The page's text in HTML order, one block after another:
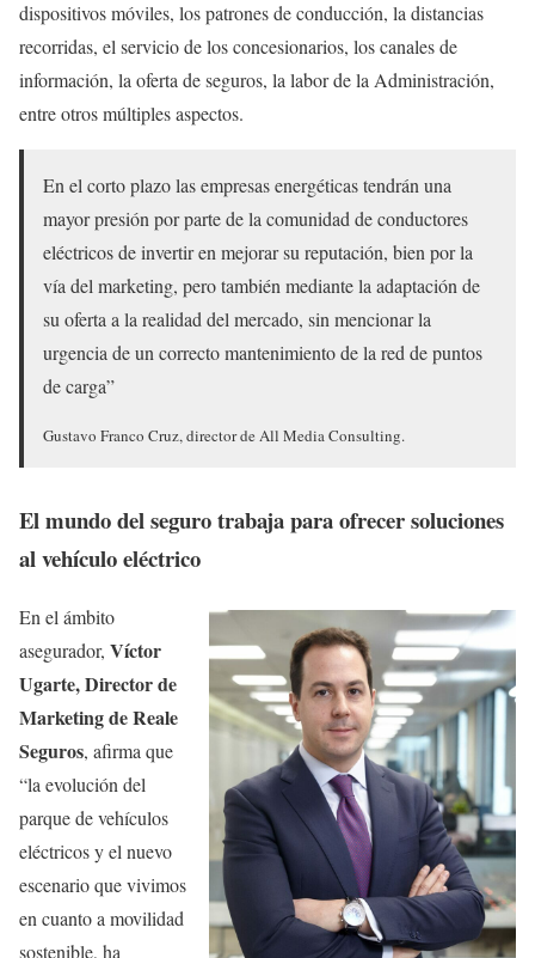
dispositivos móviles, los patrones de conducción, la distancias
recorridas, el servicio de los concesionarios, los canales de
información, la oferta de seguros, la labor de la Administración,
entre otros múltiples aspectos.
En el corto plazo las empresas energéticas tendrán una
mayor presión por parte de la comunidad de conductores
eléctricos de invertir en mejorar su reputación, bien por la
vía del marketing, pero también mediante la adaptación de
su oferta a la realidad del mercado, sin mencionar la
urgencia de un correcto mantenimiento de la red de puntos
de carga”
Gustavo Franco Cruz, director de All Media Consulting.
El mundo del seguro trabaja para ofrecer soluciones
al vehículo eléctrico
En el ámbito
asegurador, Víctor
Ugarte, Director de
Marketing de Reale
Seguros, afirma que
“la evolución del
parque de vehículos
eléctricos y el nuevo
escenario que vivimos
en cuanto a movilidad
sostenible, ha